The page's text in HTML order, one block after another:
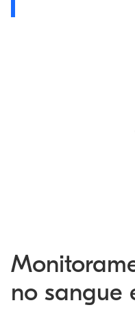
no sangue